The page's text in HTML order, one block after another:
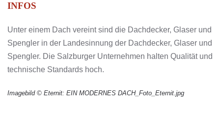
INFOS
Unter einem Dach vereint sind die Dachdecker, Glaser und
Spengler in der Landesinnung der Dachdecker, Glaser und
Spengler. Die Salzburger Unternehmen halten Qualität und
technische Standards hoch.
Imagebild © Eternit: EIN MODERNES DACH_Foto_Eternit.jpg